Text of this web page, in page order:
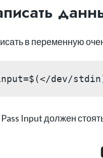
в переменную
dev/
Input должен